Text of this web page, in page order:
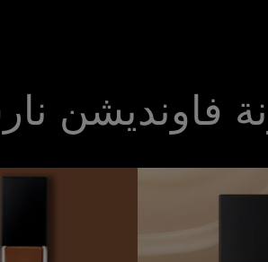
فاونديشن